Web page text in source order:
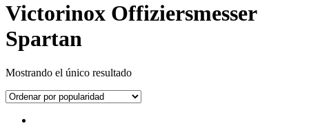
Victorinox Offiziersmesser
Spartan
Mostrando el único resultado